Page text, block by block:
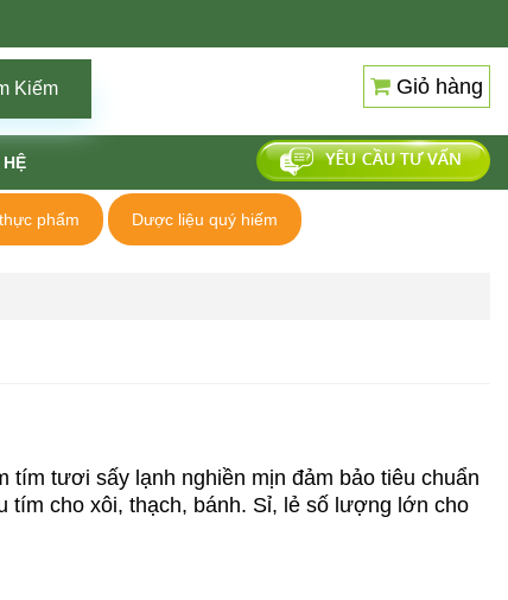
Kiếm Giỏ hàng
HỆ
phẩm Dược liệu quý hiếm
tím tươi sấy lạnh nghiền mịn đảm bảo tiêu chuẩn
tím cho xôi, thạch, bánh. Sỉ, lẻ số lượng lớn cho